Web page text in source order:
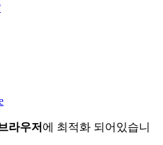
라우저 에 최적화 되어있습니